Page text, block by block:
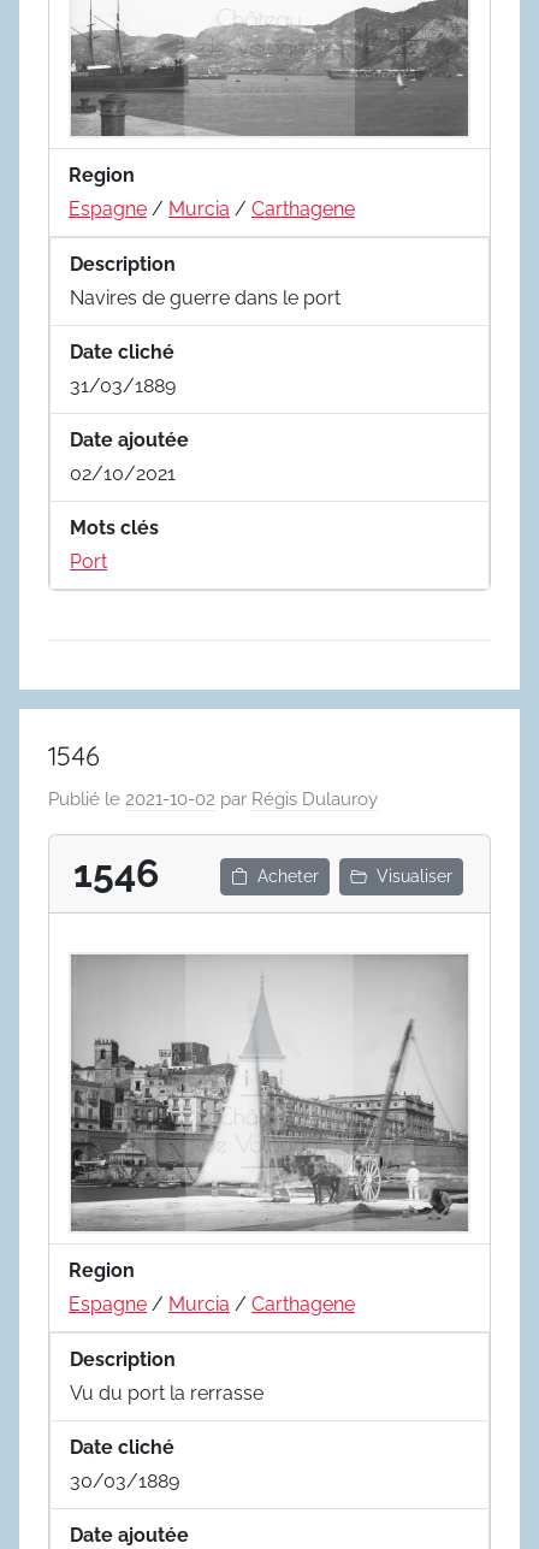
Region
Espagne / Murcia / Carthagene
Description
Navires de guerre dans le port
Date cliché
31/03/1889
Date ajoutée
02/10/2021
Mots clés
Port
1546
Publié le 2021-10-02 par Régis Dulauroy
1546 Acheter Visualiser
Region
Espagne / Murcia / Carthagene
Description
Vu du port la rerrasse
Date cliché
30/03/1889
Date ajoutée